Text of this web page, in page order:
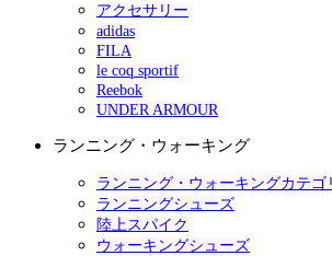
アクセサリー
adidas
FILA
le coq sportif
Reebok
UNDER ARMOUR
ランニング・ウォーキング
ランニング・ウォーキングカテゴ
ランニングシューズ
陸上スパイク
ウォーキングシューズ